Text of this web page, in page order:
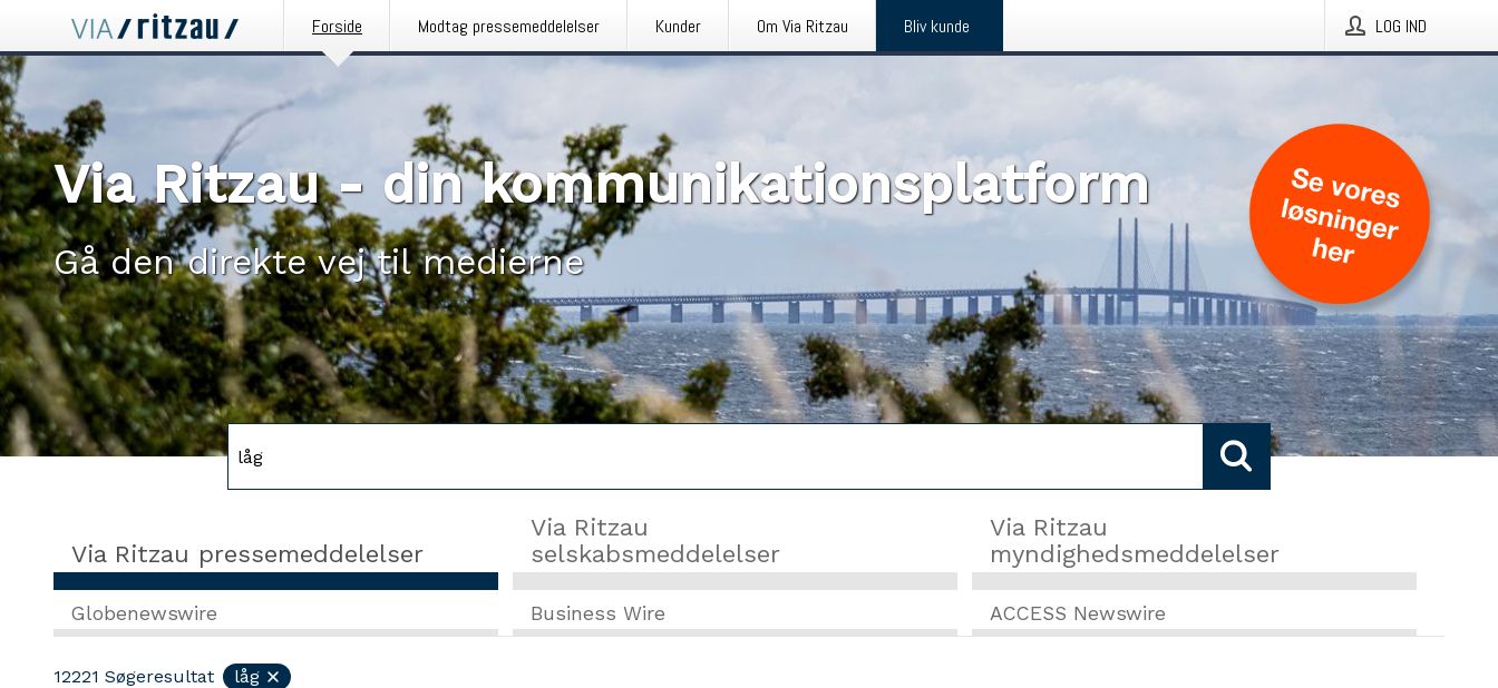
Forside Modtag pressemeddelelser Kunder Om Via Ritzau Bliv kunde LOG IND
Via Ritzau - din kommunikationsplatform
Gå den direkte vej til medierne
Via Ritzau pressemeddelelser
Via Ritzau
selskabsmeddelelser
Via Ritzau
myndighedsmeddelelser
Globenewswire Business Wire ACCESS Newswire
12221 Søgeresultat låg